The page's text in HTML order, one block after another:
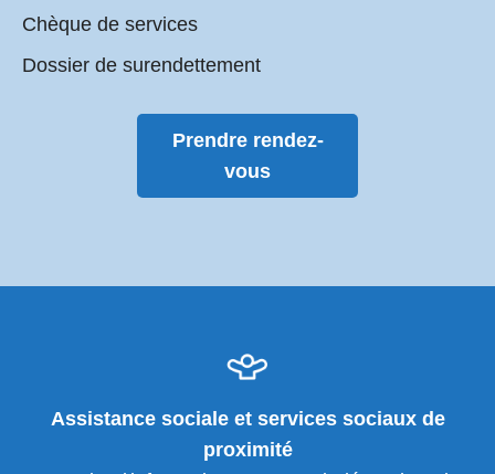
Chèque de services
Dossier de surendettement
Prendre rendez-
vous
Assistance sociale et services sociaux de
proximité